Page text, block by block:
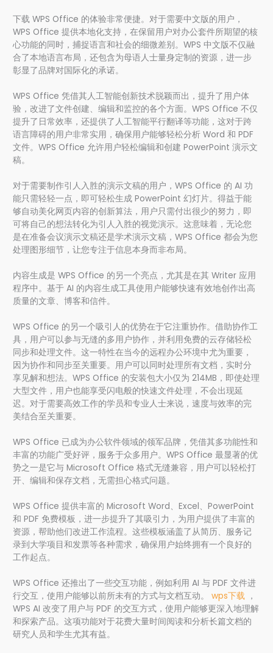
下载 WPS Office 的体验非常便捷。对于需要中文版的用户，
WPS Office 提供本地化支持，在保留用户对办公套件所期望的核
心功能的同时，捕捉语言和社会的细微差别。WPS 中文版不仅融
合了本地语言布局，还包含为母语人士量身定制的资源，进一步
彰显了品牌对国际化的承诺。
WPS Office 凭借其人工智能创新技术脱颖而出，提升了用户体
验，改进了文件创建、编辑和监控的各个方面。WPS Office 不仅
提升了日常效率，还提供了人工智能平行翻译等功能，这对于跨
语言障碍的用户非常实用，确保用户能够轻松分析 Word 和 PDF
文件。WPS Office 允许用户轻松编辑和创建 PowerPoint 演示文
稿。
对于需要制作引人入胜的演示文稿的用户，WPS Office 的 AI 功
能只需轻轻一点，即可轻松生成 PowerPoint 幻灯片。得益于能
够自动美化网页内容的创新算法，用户只需付出很少的努力，即
可将自己的想法转化为引人入胜的视觉演示。这意味着，无论您
是在准备会议演示文稿还是学术演示文稿，WPS Office 都会为您
处理图形细节，让您专注于信息本身而非布局。
内容生成是 WPS Office 的另一个亮点，尤其是在其 Writer 应用
程序中。基于 AI 的内容生成工具使用户能够快速有效地创作出高
质量的文章、博客和信件。
WPS Office 的另一个吸引人的优势在于它注重协作。借助协作工
具，用户可以参与无缝的多用户协作，并利用免费的云存储轻松
同步和处理文件。这一特性在当今的远程办公环境中尤为重要，
因为协作和同步至关重要。用户可以同时处理所有文档，实时分
享见解和想法。WPS Office 的安装包大小仅为 214MB，即使处理
大型文件，用户也能享受闪电般的快速文件处理，不会出现延
迟。对于需要高效工作的学员和专业人士来说，速度与效率的完
美结合至关重要。
WPS Office 已成为办公软件领域的领军品牌，凭借其多功能性和
丰富的功能广受好评，服务于众多用户。WPS Office 最显著的优
势之一是它与 Microsoft Office 格式无缝兼容，用户可以轻松打
开、编辑和保存文档，无需担心格式问题。
WPS Office 提供丰富的 Microsoft Word、Excel、PowerPoint
和 PDF 免费模板，进一步提升了其吸引力，为用户提供了丰富的
资源，帮助他们改进工作流程。这些模板涵盖了从简历、服务记
录到大学项目和发票等各种需求，确保用户始终拥有一个良好的
工作起点。
WPS Office 还推出了一些交互功能，例如利用 AI 与 PDF 文件进
行交互，使用户能够以前所未有的方式与文档互动。wps下载 ，
WPS AI 改变了用户与 PDF 的交互方式，使用户能够更深入地理解
和探索产品。这项功能对于花费大量时间阅读和分析长篇文档的
研究人员和学生尤其有益。